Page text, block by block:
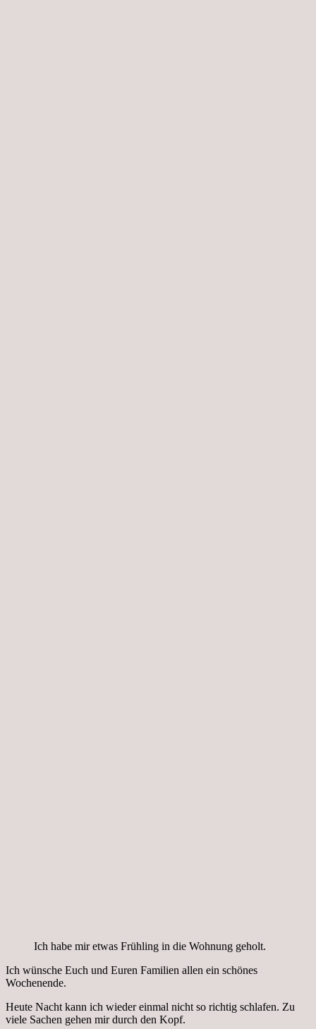
Ich habe mir etwas Frühling in die Wohnung geholt.
Ich wünsche Euch und Euren Familien allen ein schönes
Wochenende.
Heute Nacht kann ich wieder einmal nicht so richtig schlafen. Zu
viele Sachen gehen mir durch den Kopf.